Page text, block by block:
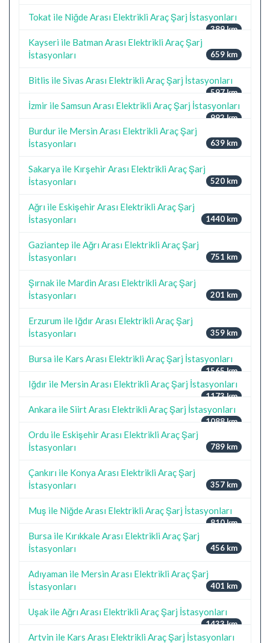
Tokat ile Niğde Arası Elektrikli Araç Şarj İstasyonları
389 km
Kayseri ile Batman Arası Elektrikli Araç Şarj
İstasyonları
659 km
Bitlis ile Sivas Arası Elektrikli Araç Şarj İstasyonları
597 km
İzmir ile Samsun Arası Elektrikli Araç Şarj İstasyonları
992 km
Burdur ile Mersin Arası Elektrikli Araç Şarj
İstasyonları
639 km
Sakarya ile Kırşehir Arası Elektrikli Araç Şarj
İstasyonları
520 km
Ağrı ile Eskişehir Arası Elektrikli Araç Şarj
İstasyonları
1440 km
Gaziantep ile Ağrı Arası Elektrikli Araç Şarj
İstasyonları
751 km
Şırnak ile Mardin Arası Elektrikli Araç Şarj
İstasyonları
201 km
Erzurum ile Iğdır Arası Elektrikli Araç Şarj
İstasyonları
359 km
Bursa ile Kars Arası Elektrikli Araç Şarj İstasyonları
1565 km
Iğdır ile Mersin Arası Elektrikli Araç Şarj İstasyonları
1173 km
Ankara ile Siirt Arası Elektrikli Araç Şarj İstasyonları
1088 km
Ordu ile Eskişehir Arası Elektrikli Araç Şarj
İstasyonları
789 km
Çankırı ile Konya Arası Elektrikli Araç Şarj
İstasyonları
357 km
Muş ile Niğde Arası Elektrikli Araç Şarj İstasyonları
810 km
Bursa ile Kırıkkale Arası Elektrikli Araç Şarj
İstasyonları
456 km
Adıyaman ile Mersin Arası Elektrikli Araç Şarj
İstasyonları
401 km
Uşak ile Ağrı Arası Elektrikli Araç Şarj İstasyonları
1433 km
Artvin ile Kars Arası Elektrikli Araç Şarj İstasyonları